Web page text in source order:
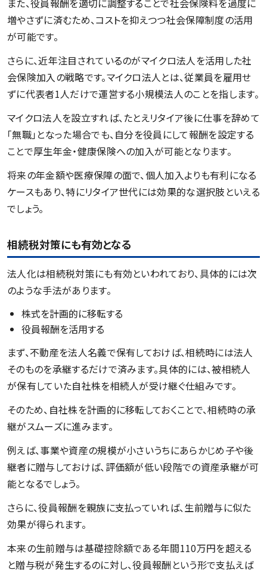
また、役員報酬を適切に調整することで社会保険料を過度に
増やさずに済むため、コストを抑えつつ社会保障制度の活用
が可能です。
さらに、近年注目されているのがマイクロ法人を活用した社
会保険加入の戦略です。マイクロ法人とは、従業員を雇用せ
ずに代表者1人だけで運営する小規模法人のことを指します。
マイクロ法人を設立すれば、たとえリタイア後に仕事を辞めて
「無職」となった場合でも、自分を役員にして報酬を設定する
ことで厚生年金・健康保険への加入が可能となります。
将来の年金額や医療保障の面で、個人加入よりも有利になる
ケースもあり、特にリタイア世代には効果的な選択肢といえる
でしょう。
相続税対策にも有効となる
法人化は相続税対策にも有効といわれており、具体的には次
のような手法があります。
株式を計画的に移転する
役員報酬を活用する
まず、不動産を法人名義で保有しておけば、相続時には法人
そのものを承継するだけで済みます。具体的には、被相続人
が保有していた自社株を相続人が受け継ぐ仕組みです。
そのため、自社株を計画的に移転しておくことで、相続時の承
継がスムーズに進みます。
例えば、事業や資産の規模が小さいうちにあらかじめ子や後
継者に贈与しておけば、評価額が低い段階での資産承継が可
能となるでしょう。
さらに、役員報酬を親族に支払っていれば、生前贈与に似た
効果が得られます。
本来の生前贈与は基礎控除額である年間110万円を超える
と贈与税が発生するのに対し、役員報酬という形で支払えば